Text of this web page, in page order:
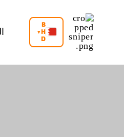
المحتوى
B
H
D
▾